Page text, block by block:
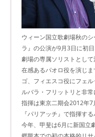
ウィーン国立歌劇場秋の
ラ』の公演が9月3日に初日
劇場の専属ソリストとし
在感あるパオロ役を演じ
ゴ、フィエスコ役にフェ
ルバラ・フリットリと非常
指揮は東京二期会2012年7
『パリアッチ』で指揮す
今年、甲斐は6月に新国立